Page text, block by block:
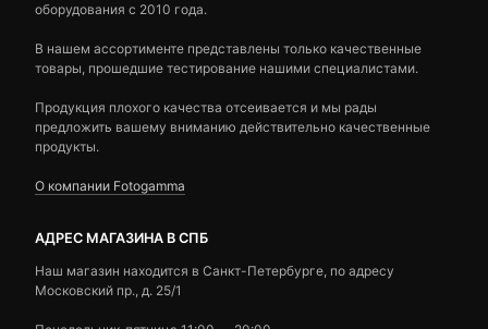
оборудования с 2010 года.
В нашем ассортименте представлены только качественные
товары, прошедшие тестирование нашими специалистами.
Продукция плохого качества отсеивается и мы рады
предложить вашему вниманию действительно качественные
продукты.
О компании Fotogamma
АДРЕС МАГАЗИНА В СПБ
Наш магазин находится в Санкт-Петербурге, по адресу
Московский пр., д. 25/1